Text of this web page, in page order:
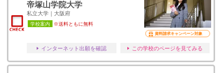
帝塚山学院大学
私立大学｜大阪府
学校案内 ※送料ともに無料
資料請求キャンペーン対象
インターネット出願を確認 この学校のページを見てみる